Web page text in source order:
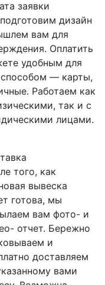
заявки
дизайн
вам для
Оплатить
удобным для
способом — карты,
Работаем как
так и с
лицами.
того, как
вывеска
готова, мы
вам фото- и
отчет. Бережно
и
доставляем
вами